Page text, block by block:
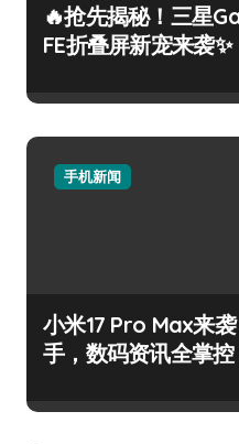
🔥抢先揭秘！三星
FE折叠屏新宠来袭✨
手机新闻
小米17 Pro Max来
手，数码资讯全掌控